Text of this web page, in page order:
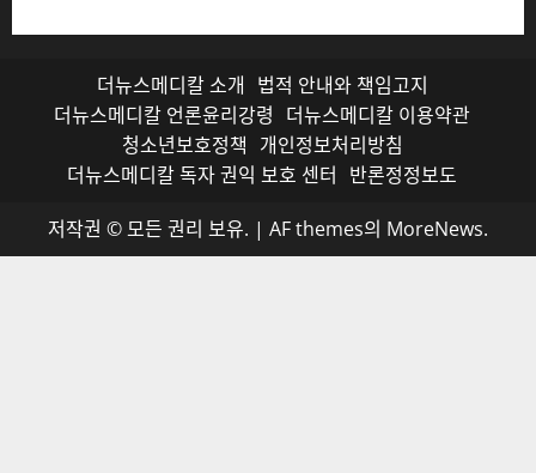
더뉴스메디칼 소개 법적 안내와 책임고지
더뉴스메디칼 언론윤리강령 더뉴스메디칼 이용약관
청소년보호정책 개인정보처리방침
더뉴스메디칼 독자 권익 보호 센터 반론정정보도
저작권 © 모든 권리 보유. | AF themes의 MoreNews.